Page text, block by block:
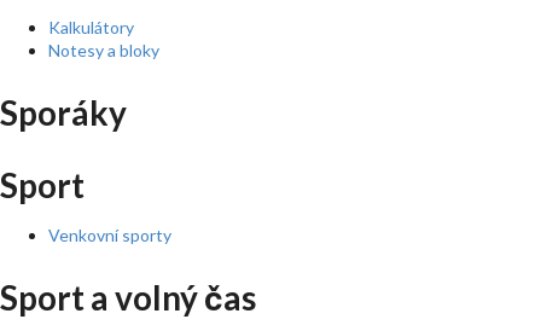
Kalkulátory
Notesy a bloky
Sporáky
Sport
Venkovní sporty
Sport a volný čas